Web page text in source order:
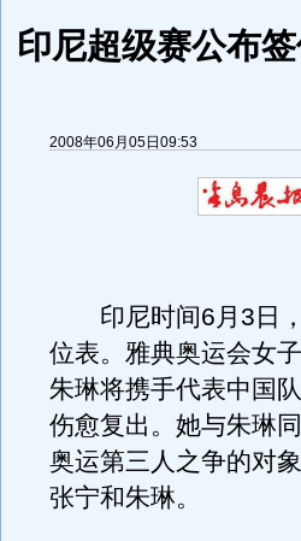
印尼超级赛公布
2008年06月05日09:53
印尼时间6月3日
位表。雅典奥运会女
朱琳将携手代表中国
伤愈复出。她与朱琳
奥运第三人之争的对
张宁和朱琳。